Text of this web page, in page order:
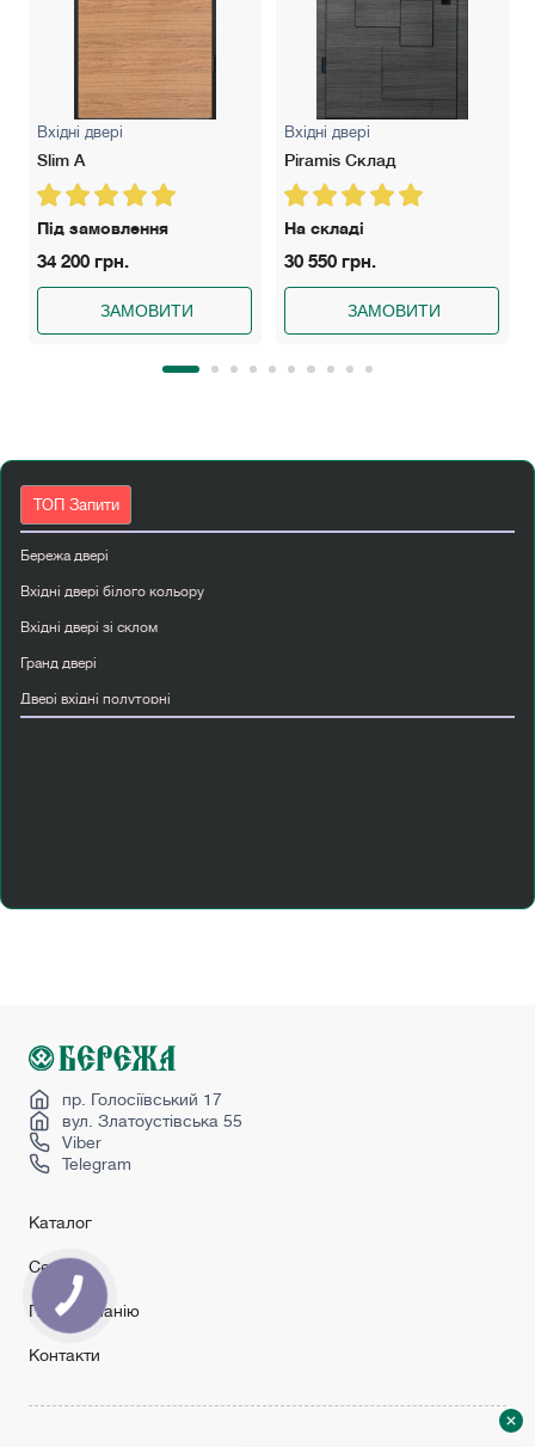
Вхідні двері
Slim A
Під замовлення
34 200 грн.
ЗАМОВИТИ
Вхідні двері
Piramis Склад
На складі
30 550 грн.
ЗАМОВИТИ
ТОП Запити
Бережа двері
Вхідні двері білого кольору
Вхідні двері зі склом
Гранд двері
Двері вхідні полуторні
Двері страж
Сучасні двері вхідні
Dooris пр. Голосіївський 17
вул. Златоустівська 55
Viber
Telegram
Каталог
Сервіс
Про компанію
Контакти